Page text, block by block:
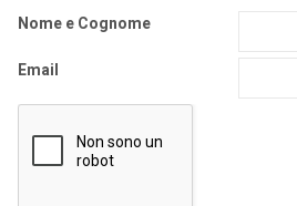
Nome e Cognome
Email